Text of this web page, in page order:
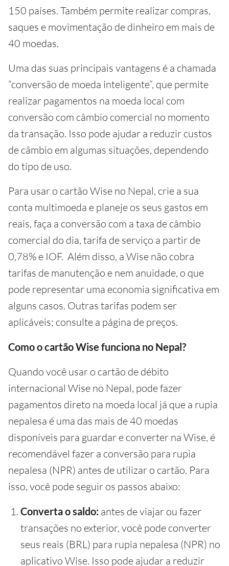
150 países. Também permite realizar compras,
saques e movimentação de dinheiro em mais de
40 moedas.
Uma das suas principais vantagens é a chamada
“conversão de moeda inteligente”, que permite
realizar pagamentos na moeda local com
conversão com câmbio comercial no momento
da transação. Isso pode ajudar a reduzir custos
de câmbio em algumas situações, dependendo
do tipo de uso.
Para usar o cartão Wise no Nepal, crie a sua
conta multimoeda e planeje os seus gastos em
reais, faça a conversão com a taxa de câmbio
comercial do dia, tarifa de serviço a partir de
0,78% e IOF. Além disso, a Wise não cobra
tarifas de manutenção e nem anuidade, o que
pode representar uma economia significativa em
alguns casos. Outras tarifas podem ser
aplicáveis; consulte a página de preços.
Como o cartão Wise funciona no Nepal?
Quando você usar o cartão de débito
internacional Wise no Nepal, pode fazer
pagamentos direto na moeda local já que a rupia
nepalesa é uma das mais de 40 moedas
disponíveis para guardar e converter na Wise, é
recomendável fazer a conversão para rupia
nepalesa (NPR) antes de utilizar o cartão. Para
isso, você pode seguir os passos abaixo:
Converta o saldo: antes de viajar ou fazer
transações no exterior, você pode converter
seus reais (BRL) para rupia nepalesa (NPR) no
aplicativo Wise. Isso pode ajudar a reduzir